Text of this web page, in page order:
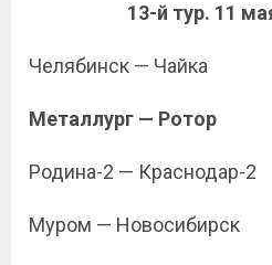
13-й тур. 11
Челябинск — Чайка
Металлург — Ротор
Родина-2 — Краснодар-2
Муром — Новосибирск